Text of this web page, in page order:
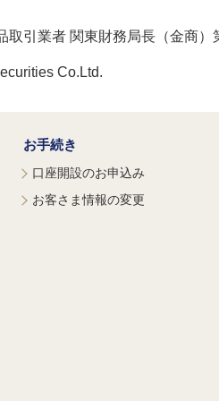
取引業者 関東財務局長（金商）
Co.Ltd.
お手続き
口座開設のお申込み
お客さま情報の変更